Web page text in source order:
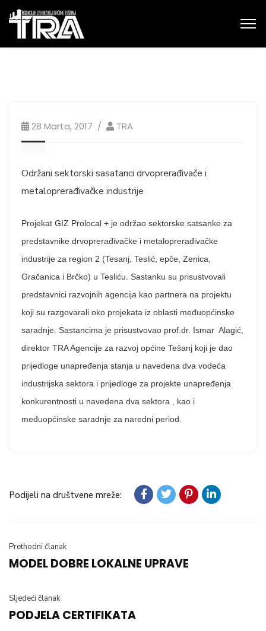
28 Marta, 2017 TRA
Održani sektorski sasatanci drvoprerađivače i
metaloprerađivačke industrije
Projekat GIZ Prolocal + je održao sektorske satsanke za
predstavnike drvoprerađivačke i metaloprerađivačke
industrije za region 2 (Tesanj, Teslić, epče, Zenica,
Gračanica i Brčko) u Tesliću. Sastanku su prisustvovali
predstavnici razvojnih agencija kao partnera na projektu
koji su razgovarali oko projekata iz oblasti međuopćinske
saradnje. Sastancima je prisustvovao prof.dr. Ismar Alagić,
direktor TRA Agencije za razvoj općine Tešanj koji je dao
prijedloge unapređenja stanja u navedena dva vodeća
industrijska sektora i prijedloge za projekte unapređenja
konkurentnosti u navedena dva sektora , kao i
međuopćinske saradnje za naredni period.
Podijeli na društvene mreže:
Prethodni članak
MODEL DOBRE LOKALNE UPRAVE
Sljedeći članak
PODJELA CERTIFIKATA